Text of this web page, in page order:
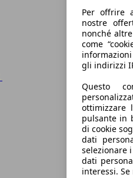
Per offrire
nostre
nonché
come
gli indirizzi
Questo
ottimizzare
pulsante in
di cookie
dati
selezionare
dati
interessi. Se